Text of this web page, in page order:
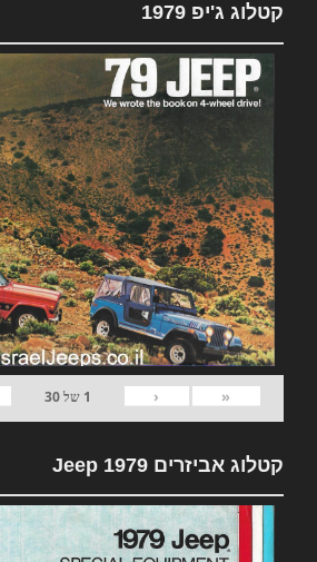
קטלוג ג'יפ 1979
«
‹
1 של30
קטלוג אביזרים 1979 Jeep